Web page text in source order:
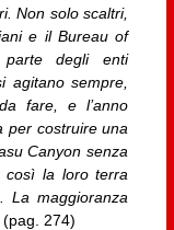
Non solo scaltri,
e il Bureau of
degli enti
agitano sempre,
fare, e l’anno
per costruire una
Canyon senza
così la loro terra
La maggioranza
(pag. 274)